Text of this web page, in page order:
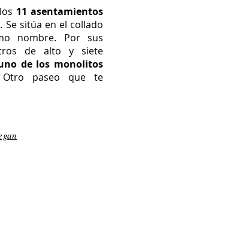
11 asentamientos
Se sitúa en el collado
nombre. Por sus
de alto y siete
de los monolitos
Otro paseo que te